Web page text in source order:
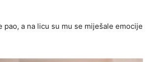
pao, a na licu su mu se miješale emocije